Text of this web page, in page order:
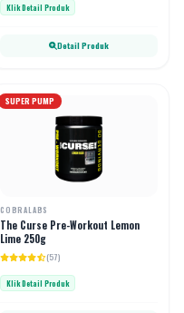
Klik Detail Produk
Detail Produk
SUPER PUMP
COBRALABS
The Curse Pre-Workout Lemon
Lime 250g
(57)
Klik Detail Produk